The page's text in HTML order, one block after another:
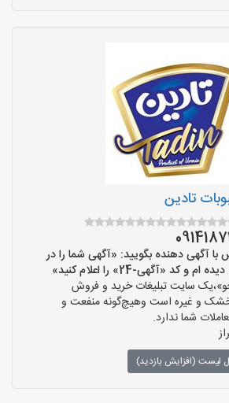
تادین
با آگهی دهنده بگویید: «آگهی شما را در
«آگهی-24» را اعلام کنید»
سایت تبلیغات خرید و فروش
خشک و غیره است وهیچ‌گونه منفعت و
شما ندارد.
لیست (افزایش بازدید)